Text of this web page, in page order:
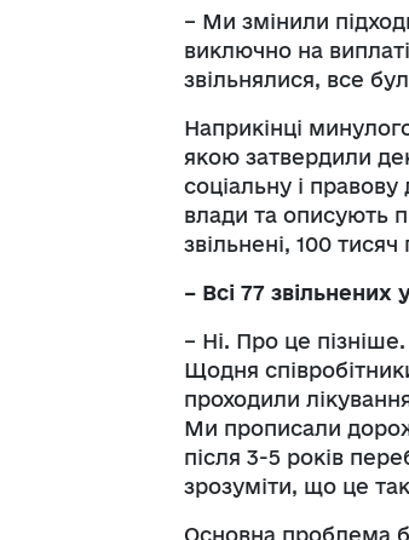
– Ми змінили
виключно на
звільнялися, все
Наприкінці
якою затвердили
соціальну і
влади та описують
звільнені, 100
– Всі 77 звільнених
– Ні. Про це
Щодня
проходили
Ми прописали
після 3-5 років
зрозуміти, що це
Основна проблема